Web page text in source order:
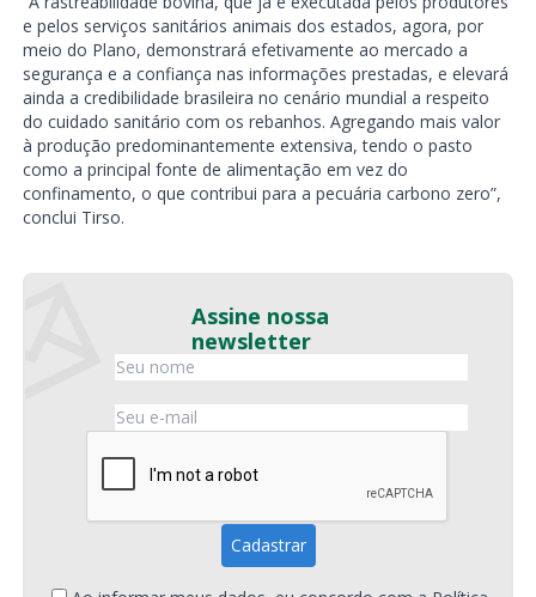
e pelos serviços sanitários animais dos estados, agora, por
meio do Plano, demonstrará efetivamente ao mercado a
segurança e a confiança nas informações prestadas, e elevará
ainda a credibilidade brasileira no cenário mundial a respeito
do cuidado sanitário com os rebanhos. Agregando mais valor
à produção predominantemente extensiva, tendo o pasto
como a principal fonte de alimentação em vez do
confinamento, o que contribui para a pecuária carbono zero”,
conclui Tirso.
Assine nossa
newsletter